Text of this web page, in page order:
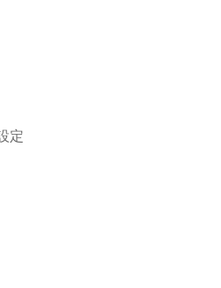
定